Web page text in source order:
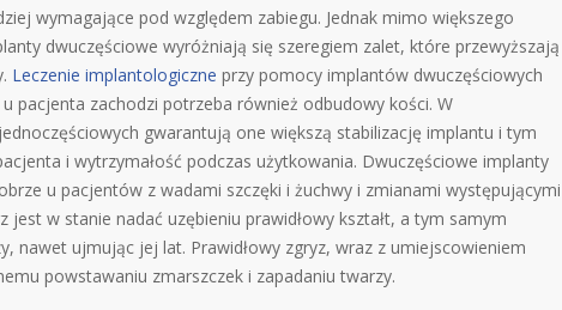
wymagające pod względem zabiegu. Jednak mimo większego
dwuczęściowe wyróżniają się szeregiem zalet, które przewyższają
Leczenie implantologiczne przy pomocy implantów dwuczęściowych
pacjenta zachodzi potrzeba również odbudowy kości. W
gwarantują one większą stabilizację implantu i tym
i wytrzymałość podczas użytkowania. Dwuczęściowe implanty
u pacjentów z wadami szczęki i żuchwy i zmianami występującymi
jest w stanie nadać uzębieniu prawidłowy kształt, a tym samym
nawet ujmując jej lat. Prawidłowy zgryz, wraz z umiejscowieniem
powstawaniu zmarszczek i zapadaniu twarzy.